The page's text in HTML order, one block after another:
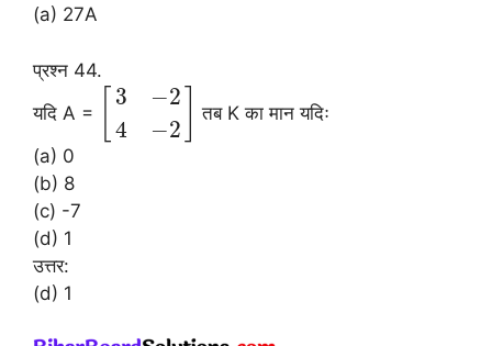
(a) 27A
प्रश्न 44.
यदि A =
3
4
−2
−2
तब K का मान यदिः
(a) 0
(b) 8
(c) -7
(d) 1
उत्तर:
(d) 1